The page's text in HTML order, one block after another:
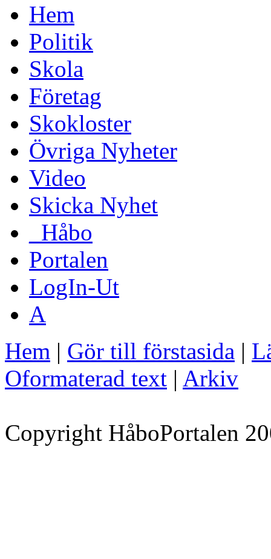
Hem
Politik
Skola
Företag
Skokloster
Övriga Nyheter
Video
Skicka Nyhet
_Håbo
Portalen
LogIn-Ut
A
Hem | Gör till förstasida |
Oformaterad text | Arkiv
Copyright HåboPortalen